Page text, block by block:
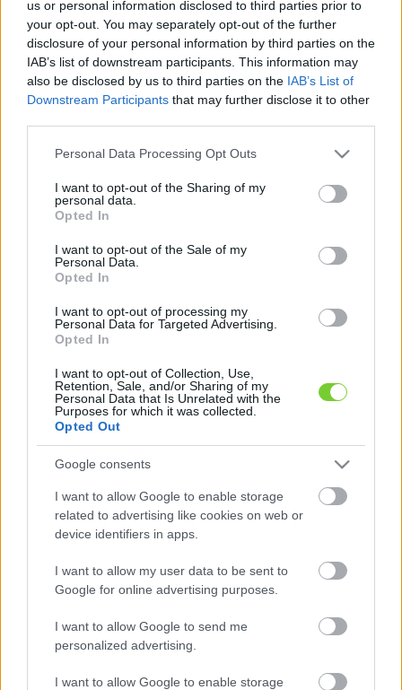
us or personal information disclosed to third parties prior to
your opt-out. You may separately opt-out of the further
disclosure of your personal information by third parties on the
IAB’s list of downstream participants. This information may
also be disclosed by us to third parties on the IAB’s List of
Downstream Participants that may further disclose it to other
Please note that this website/app uses one or more Google
not limited to your visit or usage behaviour. You may click to
grant or deny consent to Google and its third-party tags to
use your data for below specified purposes in below Google
consent section.
Personal Data Processing Opt Outs
I want to opt-out of the Sharing of my
personal data.
Opted In
I want to opt-out of the Sale of my
Personal Data.
Opted In
I want to opt-out of processing my
Personal Data for Targeted Advertising.
Opted In
I want to opt-out of Collection, Use,
Retention, Sale, and/or Sharing of my
Personal Data that Is Unrelated with the
Purposes for which it was collected.
Opted Out
Google consents
I want to allow Google to enable storage
related to advertising like cookies on web or
device identifiers in apps.
I want to allow my user data to be sent to
Google for online advertising purposes.
I want to allow Google to send me
personalized advertising.
I want to allow Google to enable storage
Felhasználónév
Jelszó
Emlékezzen
rám
Regisztráció
Bejelentkezés
faiskola.hu
Kertészeti, kerti termékek és szolgáltatások térképes
szaknévsora
KERTÉSZ ÉS KERTÉSZET REGISZTRÁCIÓ
NÖVÉNYKATALÓGUS
Hiba
Jelenjen meg Ön is a térképen!Előtte
jelentkezzen be
regisztráljon oldalunkon